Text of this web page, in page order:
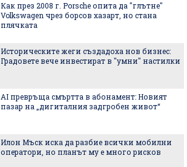
Как през 2008 г. Porsche опита да "глътне"
Volkswagen чрез борсов хазарт, но стана
плячката
Историческите жеги създадоха нов бизнес:
Градовете вече инвестират в "умни" настилки
AI превръща смъртта в абонамент: Новият
пазар на „дигиталния задгробен живот“
Илон Мъск иска да разбие всички мобилни
оператори, но планът му е много рисков